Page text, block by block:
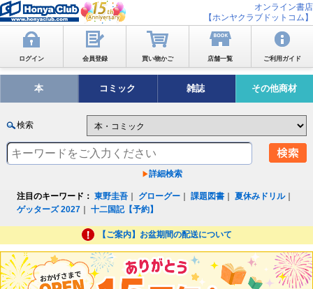
オンライン書店
【ホンヤクラブドットコム】
ログイン 会員登録 買い物かご 店舗一覧 ご利用ガイド
本 コミック 雑誌 その他商材
検索
詳細検索
注目のキーワード： 東野圭吾 グローグー ｜課題図書 ｜夏休みドリル｜
ゲッターズ 2027 ｜十二国記【予約】
【ご案内】お盆期間の配送について